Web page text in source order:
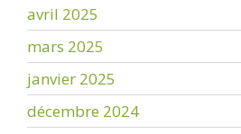
avril 2025
mars 2025
janvier 2025
décembre 2024